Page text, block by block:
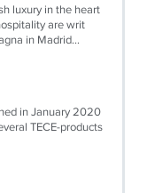
luxury in the heart
are writ
in Madrid...
in January 2020
TECE-products